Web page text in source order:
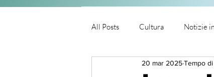
All Posts Cultura Notizie
Նորություններ/Notizie
20 mar 2025Tempo